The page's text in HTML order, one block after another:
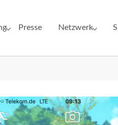
Presse Netzwerk
Submenu for
larger version for: